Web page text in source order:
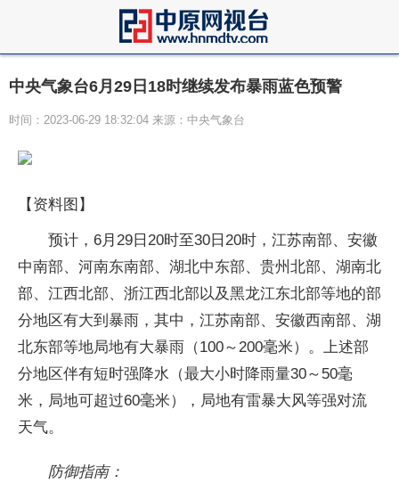
中央气象台6月29日18时继续发布暴雨蓝色预警
时间：2023-06-29 18:32:04 来源：中央气象台
【资料图】
预计，6月29日20时至30日20时，江苏南部、安徽
中南部、河南东南部、湖北中东部、贵州北部、湖南北
部、江西北部、浙江西北部以及黑龙江东北部等地的部
分地区有大到暴雨，其中，江苏南部、安徽西南部、湖
北东部等地局地有大暴雨（100～200毫米）。上述部
分地区伴有短时强降水（最大小时降雨量30～50毫
米，局地可超过60毫米），局地有雷暴大风等强对流
天气。
防御指南：